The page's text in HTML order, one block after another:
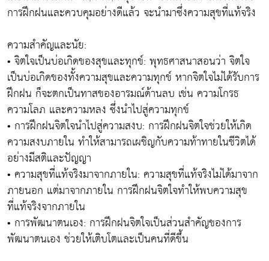
การฝึกฝนและควบคุมอย่างดีแล้ว จะนำมาซึ่งความสุขที่แท้จริง
ความสำคัญและนัย:
• จิตใจเป็นบ่อเกิดของสุขและทุกข์: พุทธศาสนาสอนว่า จิตใจ
เป็นบ่อเกิดของทั้งความสุขและความทุกข์ หากจิตใจไม่ได้รับการ
ฝึกฝน ก็จะตกเป็นทาสของอารมณ์ด้านลบ เช่น ความโกรธ
ความโลภ และความหลง ซึ่งนำไปสู่ความทุกข์
• การฝึกฝนจิตใจนำไปสู่ความสงบ: การฝึกฝนจิตใจช่วยให้เกิด
ความสงบภายใน ทำให้สามารถเผชิญกับความท้าทายในชีวิตได้
อย่างมีสติและปัญญา
• ความสุขที่แท้จริงมาจากภายใน: ความสุขที่แท้จริงไม่ได้มาจาก
ภายนอก แต่มาจากภายใน การฝึกฝนจิตใจทำให้พบความสุข
ที่แท้จริงจากภายใน
• การพัฒนาตนเอง: การฝึกฝนจิตใจเป็นส่วนสำคัญของการ
พัฒนาตนเอง ช่วยให้เติบโตและเป็นคนที่ดีขึ้น